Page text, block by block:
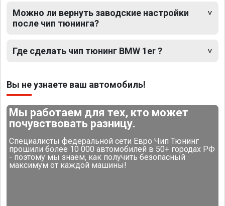
Можно ли вернуть заводские настройки
после чип тюнинга?
Где сделать чип тюнинг BMW 1er ?
Вы не узнаете ваш автомобиль!
Мы работаем для тех, кто может
почувствовать разницу.
Специалисты федеральной сети Евро Чип Тюнинг
прошили более 10 000 автомобилей в 50+ городах РФ
- поэтому мы знаем, как получить безопасный
максимум от каждой машины!